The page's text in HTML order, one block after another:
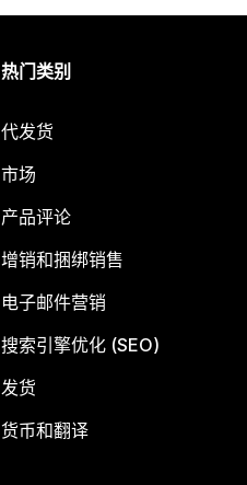
热门类别
代发货
市场
产品评论
增销和捆绑销售
电子邮件营销
搜索引擎优化 (SEO)
发货
货币和翻译